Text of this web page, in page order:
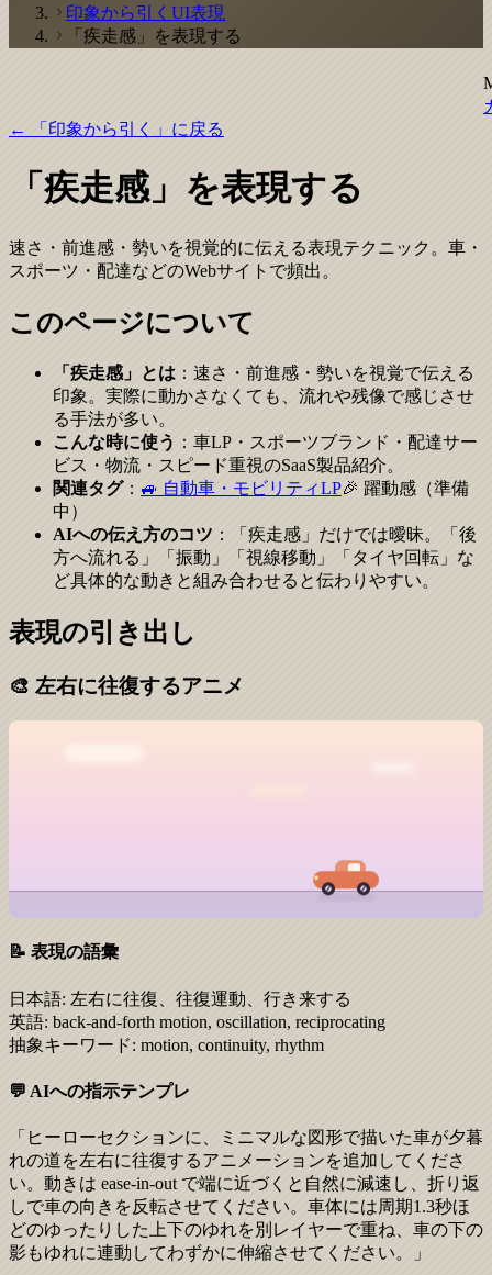
印象から引くUI表現
「疾走感」を表現する
← 「印象から引く」に戻る
「疾走感」を表現する
速さ・前進感・勢いを視覚的に伝える表現テクニック。車・
スポーツ・配達などのWebサイトで頻出。
このページについて
「疾走感」とは ：速さ・前進感・勢いを視覚で伝える
印象。実際に動かさなくても、流れや残像で感じさせ
る手法が多い。
こんな時に使う ：車LP・スポーツブランド・配達サー
ビス・物流・スピード重視のSaaS製品紹介。
関連タグ： 🚙 自動車・モビリティLP🎉 躍動感（準備
中）
AIへの伝え方のコツ ：「疾走感」だけでは曖昧。「後
方へ流れる」「振動」「視線移動」「タイヤ回転」な
ど具体的な動きと組み合わせると伝わりやすい。
表現の引き出し
🎨 左右に往復するアニメ
📝 表現の語彙
日本語: 左右に往復、往復運動、行き来する
英語: back-and-forth motion, oscillation, reciprocating
抽象キーワード: motion, continuity, rhythm
💬 AIへの指示テンプレ
「ヒーローセクションに、ミニマルな図形で描いた車が夕暮
れの道を左右に往復するアニメーションを追加してくださ
い。動きは ease-in-out で端に近づくと自然に減速し、折り返
しで車の向きを反転させてください。車体には周期1.3秒ほ
どのゆったりした上下のゆれを別レイヤーで重ね、車の下の
影もゆれに連動してわずかに伸縮させてください。」